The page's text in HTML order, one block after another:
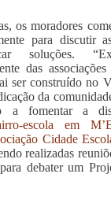
os moradores
para discutir
soluções.
das
ser construído no
da
a fomentar a
escola em
Cidade
realizadas
debater um